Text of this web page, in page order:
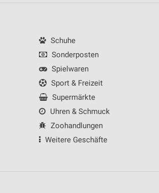
Schuhe
Sonderposten
Spielwaren
Sport & Freizeit
Supermärkte
Uhren & Schmuck
Zoohandlungen
Weitere Geschäfte